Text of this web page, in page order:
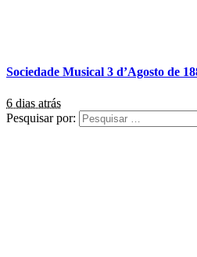
Sociedade Musical 3 d’Agosto de
6 dias atrás
Pesquisar por: